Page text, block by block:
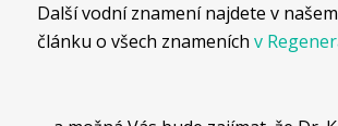
Další vodní znamení najdete v
článku o všech znameních v